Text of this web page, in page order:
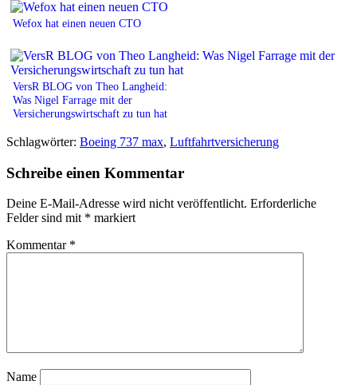
Wefox hat einen neuen CTO
VersR BLOG von Theo Langheid:
Was Nigel Farrage mit der
Versicherungswirtschaft zu tun hat
Schlagwörter: Boeing 737 max, Luftfahrtversicherung
Schreibe einen Kommentar
Deine E-Mail-Adresse wird nicht veröffentlicht. Erforderliche
Felder sind mit * markiert
Kommentar *
Name